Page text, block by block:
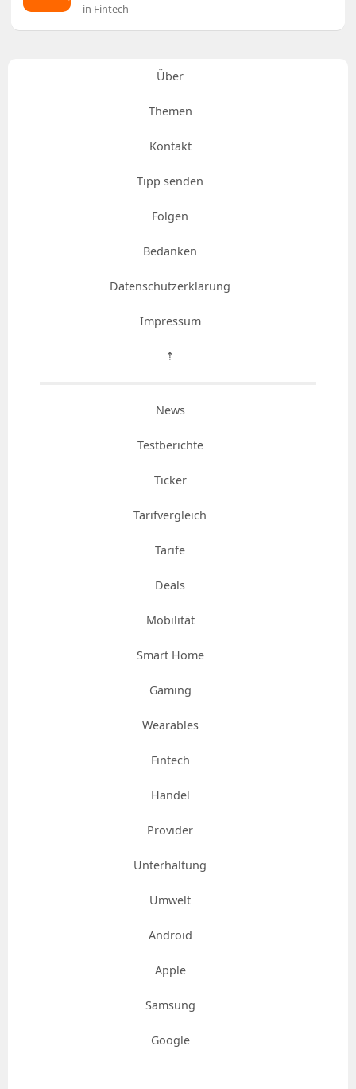
in Fintech
Über
Themen
Kontakt
Tipp senden
Folgen
Bedanken
Datenschutzerklärung
Impressum
⇡
News
Testberichte
Ticker
Tarifvergleich
Tarife
Deals
Mobilität
Smart Home
Gaming
Wearables
Fintech
Handel
Provider
Unterhaltung
Umwelt
Android
Apple
Samsung
Google